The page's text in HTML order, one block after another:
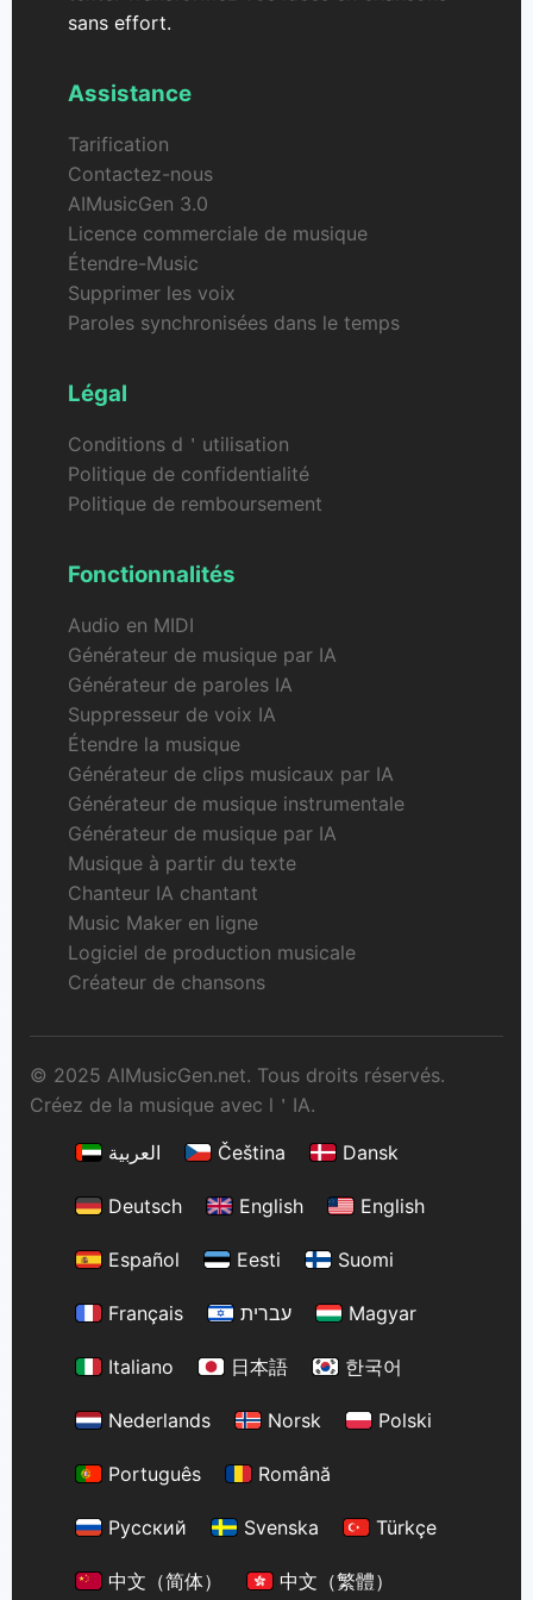
sans effort.
Assistance
Tarification
Contactez-nous
AIMusicGen 3.0
Licence commerciale de musique
Étendre-Music
Supprimer les voix
Paroles synchronisées dans le temps
Légal
Conditions d＇utilisation
Politique de confidentialité
Politique de remboursement
Fonctionnalités
Audio en MIDI
Générateur de musique par IA
Générateur de paroles IA
Suppresseur de voix IA
Étendre la musique
Générateur de clips musicaux par IA
Générateur de musique instrumentale
Générateur de musique par IA
Musique à partir du texte
Chanteur IA chantant
Music Maker en ligne
Logiciel de production musicale
Créateur de chansons
© 2025 AIMusicGen.net. Tous droits réservés.
Créez de la musique avec l＇IA.
العربية
Čeština Dansk
Deutsch English English
Español Eesti Suomi
Français עברית Magyar
Italiano 日本語 한국어
Nederlands Norsk Polski
Português Română
Русский Svenska Türkçe
中文（简体） 中文（繁體）